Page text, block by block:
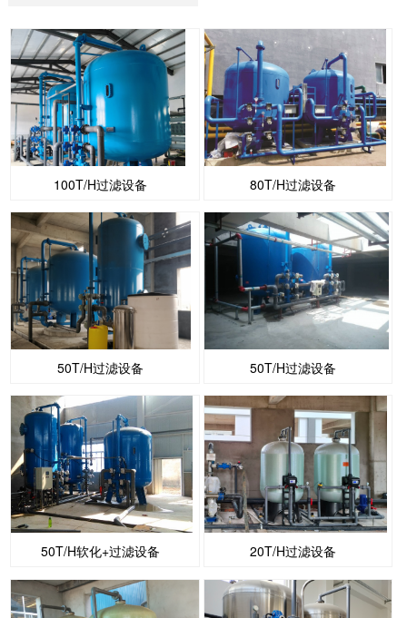
100T/H过滤设备 80T/H过滤设备
50T/H过滤设备 50T/H过滤设备
50T/H软化+过滤设备 20T/H过滤设备